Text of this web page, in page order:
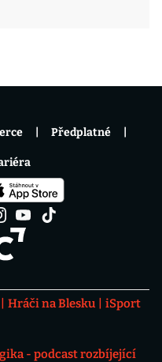
Hráči na Blesku
iSport
- podcast rozbíjející
Předplatné